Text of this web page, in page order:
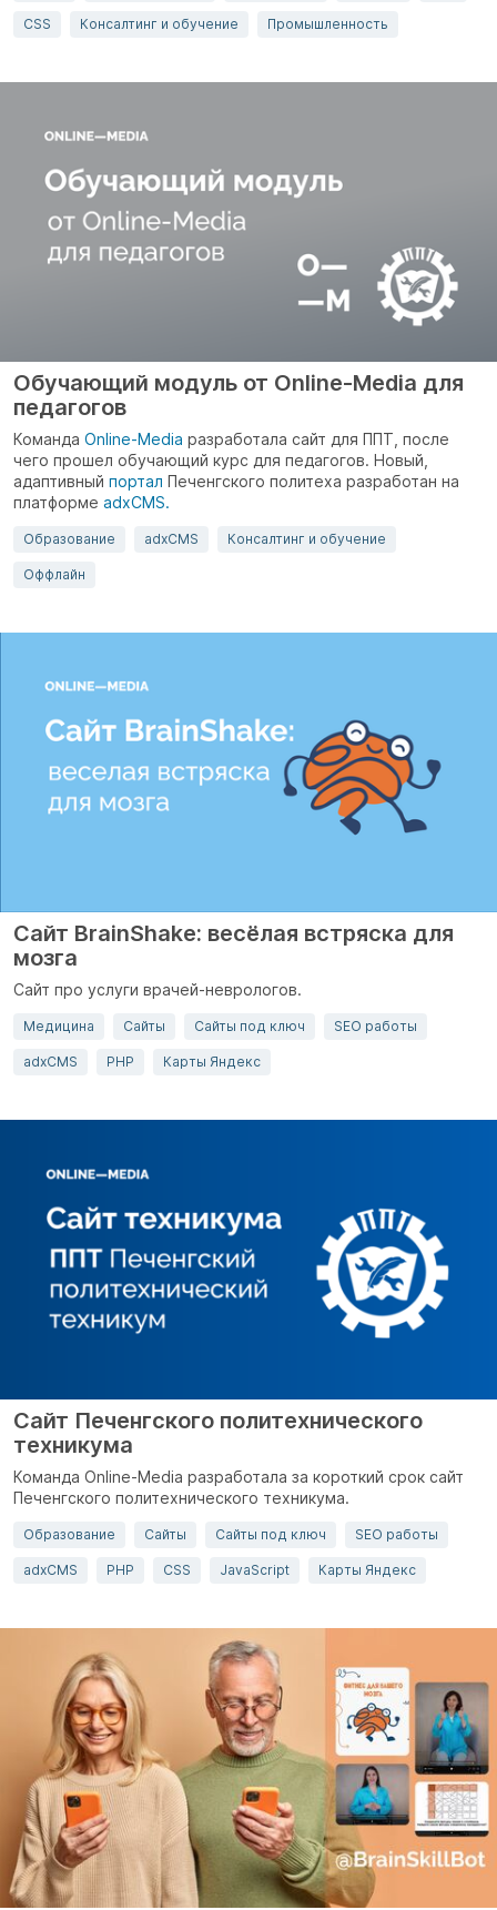
CSS Консалтинг и обучение Промышленность
Обучающий модуль от Online-Media для
педагогов
Команда Online-Media разработала сайт для ППТ, после
чего прошел обучающий курс для педагогов. Новый,
адаптивный портал Печенгского политеха разработан на
платформе adxCMS.
Образование adxCMS Консалтинг и обучение
Оффлайн
Сайт BrainShake: весёлая встряска для
мозга
Сайт про услуги врачей-неврологов.
Медицина Сайты Сайты под ключ SEO работы
adxCMS PHP Карты Яндекс
Cайт Печенгского политехнического
техникума
Команда Onlinе-Media разработала за короткий срок сайт
Печенгского политехнического техникума.
Образование Сайты Сайты под ключ SEO работы
adxCMS PHP CSS JavaScript Карты Яндекс